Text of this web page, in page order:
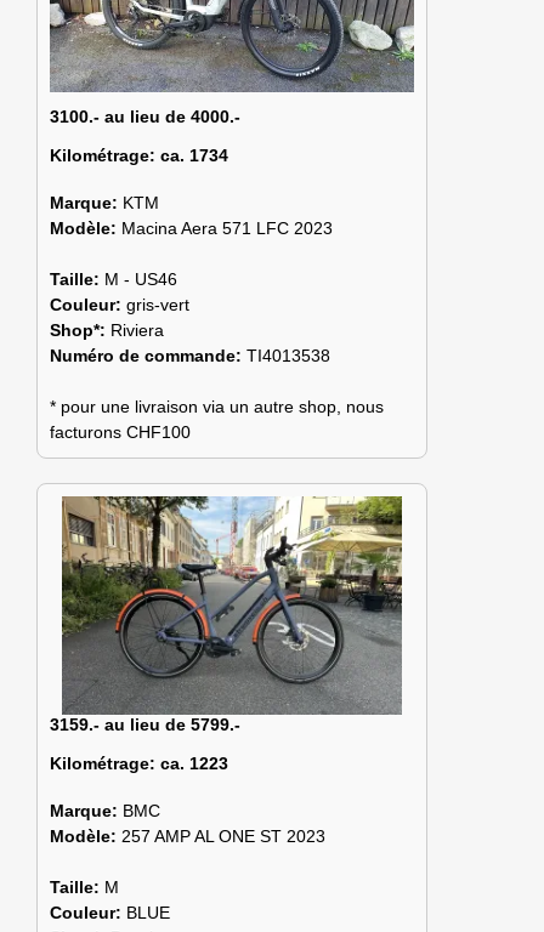
3100.- au lieu de 4000.-
Kilométrage: ca. 1734
Marque: KTM
Modèle: Macina Aera 571 LFC 2023
Taille: M - US46
Couleur: gris-vert
Shop*: Riviera
Numéro de commande: TI4013538
* pour une livraison via un autre shop, nous
facturons CHF100
3159.- au lieu de 5799.-
Kilométrage: ca. 1223
Marque: BMC
Modèle: 257 AMP AL ONE ST 2023
Taille: M
Couleur: BLUE